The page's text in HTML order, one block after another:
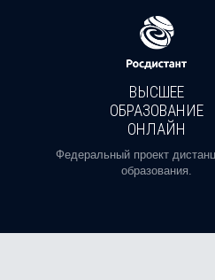
ВЫСШЕЕ
ОБРАЗОВАНИЕ
ОНЛАЙН
Федеральный проект
образования.